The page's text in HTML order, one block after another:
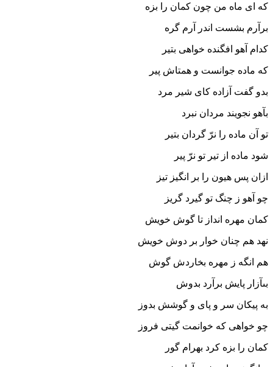
که اى ماه من چون کمان را بزه
برآرم بشست اندر آرم گره‏
کدام آهو افگنده خواهى بتیر
که ماده جوانست و همتاش پیر
بدو گفت آزاده کاى شیر مرد
بآهو نجویند مردان نبرد
تو آن ماده را نرّ گردان بتیر
شود ماده از تیر تو نرّ پیر
ازان پس هیون را بر انگیز تیز
چو آهو ز چنگ تو گیرد گریز
کمان مهره انداز تا گوش خویش
نهد هم چنان خوار بر دوش خویش‏
هم انگه ز مهره بخاردش گوش
بى‏آزار پایش برآرد بدوش‏
به پیکان سر و پاى و گوشش بدوز
چو خواهى که خوانمت گیتى فروز
کمان را بزه کرد بهرام گور